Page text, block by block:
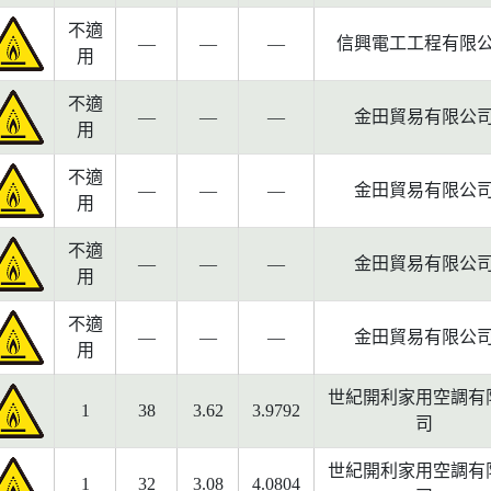
不適
用
— — — 信興電工工程有限
不適
用
— — — 金田貿易有限公
不適
用
— — — 金田貿易有限公
不適
用
— — — 金田貿易有限公
不適
用
— — — 金田貿易有限公
1 38 3.62 3.9792
世紀開利家用空調有
司
1 32 3.08 4.0804
世紀開利家用空調有